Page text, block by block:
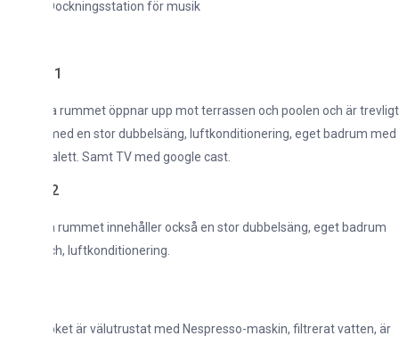
för musik
rummet öppnar upp mot terrassen och poolen och är trevligt
en stor dubbelsäng, luftkonditionering, eget badrum med
Samt TV med google cast.
rummet innehåller också en stor dubbelsäng, eget badrum
luftkonditionering.
är välutrustat med Nespresso-maskin, filtrerat vatten, är